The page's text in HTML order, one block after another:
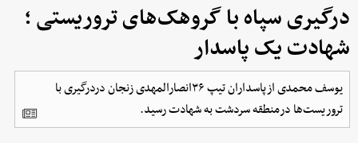
درگیری سپاه با گروهک‌های تروریستی ؛
شهادت یک پاسدار
یوسف محمدی ازپاسداران تیپ ۳۶انصارالمهدی زنجان دردرگیری با
تروریست‌ها درمنطقه سردشت به شهادت رسید.